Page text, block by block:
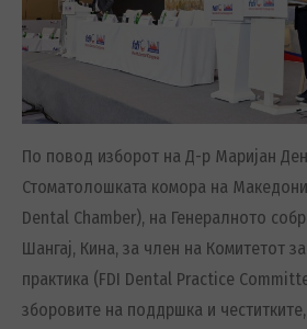
По повод изборот на Д-р Маријан
Стоматолошката комора на
Dental Chamber), на Генералното
Шангај, Кина, за член на Комитетот
практика (FDI Dental Practice
зборовите на поддршка и